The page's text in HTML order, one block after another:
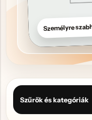
Személyre
Szűrők és kategóriák